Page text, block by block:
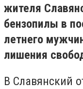
жителя
бензопилы в
летнего
лишения
В Славянский